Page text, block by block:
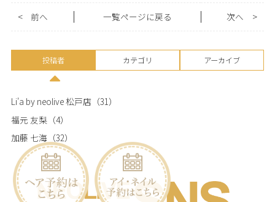
< 前へ 一覧ページに戻る >
次へ
投稿者 カテゴリ アーカイブ
Li'a by neolive 松戸店 （31）
福元 友梨（4）
加藤 七海 （32）